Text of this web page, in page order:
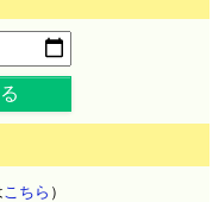
こちら ）